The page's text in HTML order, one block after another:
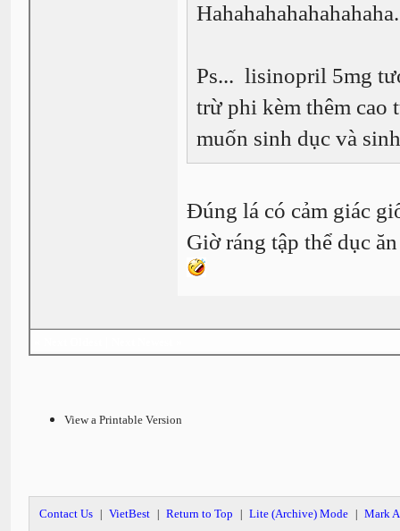
Ps... lisinopril 5mg
trừ phi kèm thêm
muốn sinh dục và
Đúng lá có cảm giác
Giờ ráng tập thể dục
View a Printable Version
Contact Us VietBest Return to Top Lite (Archive) Mode Mark